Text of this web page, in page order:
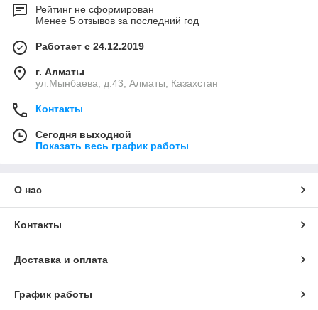
Рейтинг не сформирован
Менее 5 отзывов за последний год
Работает с 24.12.2019
г. Алматы
ул.Мынбаева, д.43, Алматы, Казахстан
Контакты
Сегодня выходной
Показать весь график работы
О нас
Контакты
Доставка и оплата
График работы